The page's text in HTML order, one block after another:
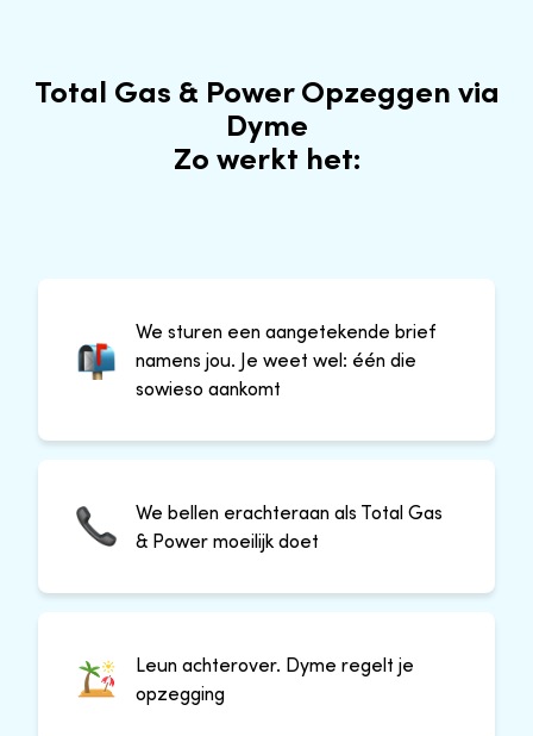
Total Gas & Power Opzeggen via
Dyme
Zo werkt het:
We sturen een aangetekende brief
namens jou. Je weet wel: één die
sowieso aankomt
We bellen erachteraan als Total Gas
& Power moeilijk doet
Leun achterover. Dyme regelt je
opzegging